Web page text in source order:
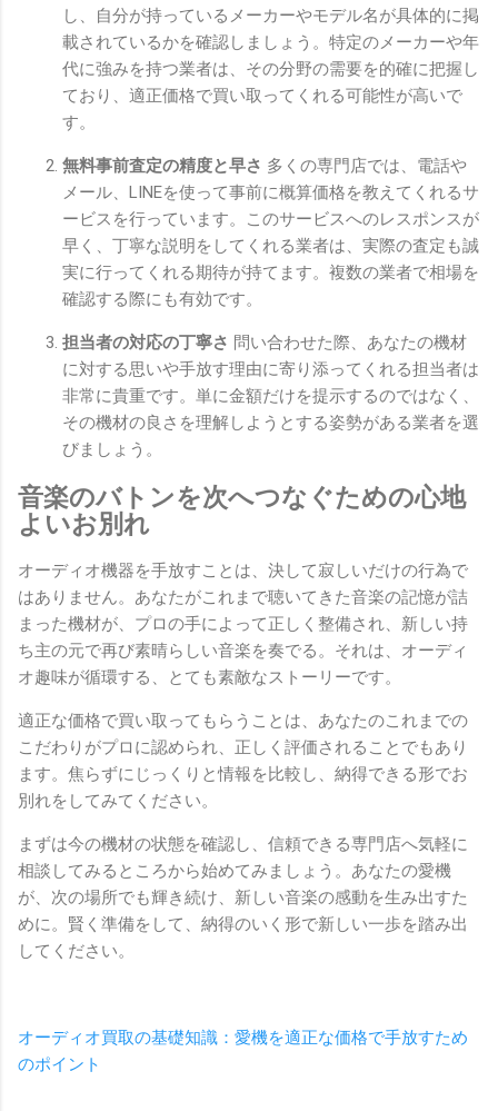
し、自分が持っているメーカーやモデル名が具体的に掲
載されているかを確認しましょう。特定のメーカーや年
代に強みを持つ業者は、その分野の需要を的確に把握し
ており、適正価格で買い取ってくれる可能性が高いで
す。
無料事前査定の精度と早さ 多くの専門店では、電話や
メール、LINEを使って事前に概算価格を教えてくれるサ
ービスを行っています。このサービスへのレスポンスが
早く、丁寧な説明をしてくれる業者は、実際の査定も誠
実に行ってくれる期待が持てます。複数の業者で相場を
確認する際にも有効です。
担当者の対応の丁寧さ 問い合わせた際、あなたの機材
に対する思いや手放す理由に寄り添ってくれる担当者は
非常に貴重です。単に金額だけを提示するのではなく、
その機材の良さを理解しようとする姿勢がある業者を選
びましょう。
音楽のバトンを次へつなぐための心地
よいお別れ
オーディオ機器を手放すことは、決して寂しいだけの行為で
はありません。あなたがこれまで聴いてきた音楽の記憶が詰
まった機材が、プロの手によって正しく整備され、新しい持
ち主の元で再び素晴らしい音楽を奏でる。それは、オーディ
オ趣味が循環する、とても素敵なストーリーです。
適正な価格で買い取ってもらうことは、あなたのこれまでの
こだわりがプロに認められ、正しく評価されることでもあり
ます。焦らずにじっくりと情報を比較し、納得できる形でお
別れをしてみてください。
まずは今の機材の状態を確認し、信頼できる専門店へ気軽に
相談してみるところから始めてみましょう。あなたの愛機
が、次の場所でも輝き続け、新しい音楽の感動を生み出すた
めに。賢く準備をして、納得のいく形で新しい一歩を踏み出
してください。
オーディオ買取の基礎知識：愛機を適正な価格で手放すため
のポイント